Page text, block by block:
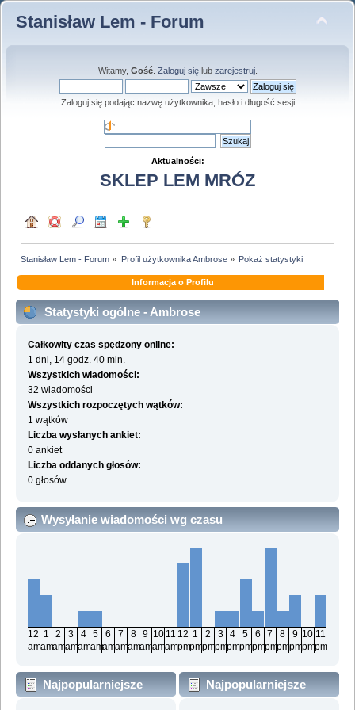
Stanisław Lem - Forum
Witamy, Gość. Zaloguj sięlub zarejestruj.
Zaloguj się podając nazwę użytkownika, hasło i długość sesji
Aktualności:
SKLEP LEM MRÓZ
Stanisław Lem - Forum » Profil użytkownika Ambrose» Pokaż statystyki
Informacja o Profilu
Statystyki ogólne - Ambrose
Całkowity czas spędzony online:
1 dni, 14 godz. 40 min.
Wszystkich wiadomości:
32 wiadomości
Wszystkich rozpoczętych wątków:
1 wątków
Liczba wysłanych ankiet:
0 ankiet
Liczba oddanych głosów:
0 głosów
Wysyłanie wiadomości wg czasu
12
am
1
am
2
am
3
am
4
am
5
am
6
am
7
am
8
am
9
am
10
am
11
am
12
pm
1
pm
2
pm
3
pm
4
pm
5
pm
6
pm
7
pm
8
pm
9
pm
10
pm
11
pm
Najpopularniejsze
Najpopularniejsze